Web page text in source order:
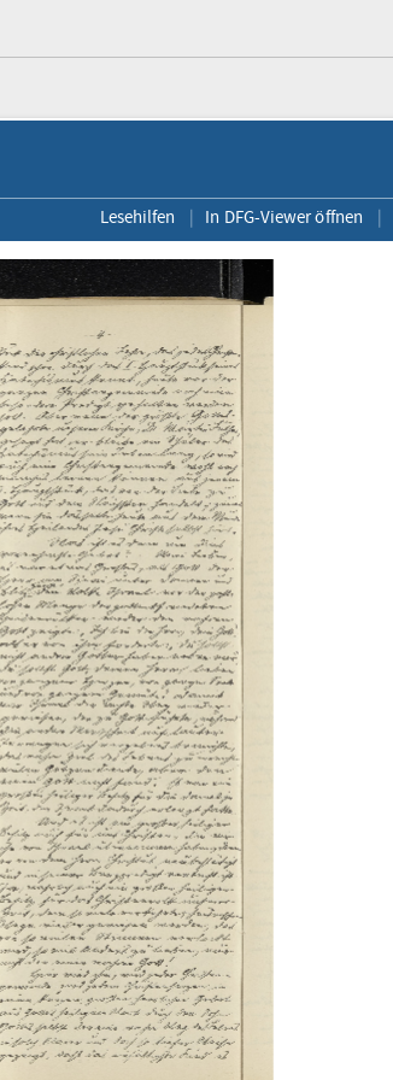
Lesehilfen In DFG-Viewer öffnen